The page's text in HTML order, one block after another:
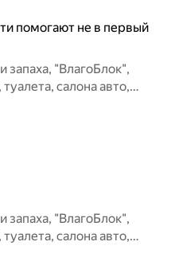
помогают не в первый
запаха, "ВлагоБлок",
салона авто,
запаха, "ВлагоБлок",
салона авто,